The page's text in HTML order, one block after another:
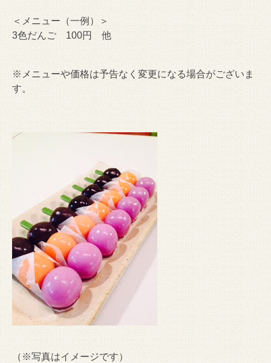
＜メニュー（一例）＞
3色だんご 100円 他
※メニューや価格は予告なく変更になる場合がございま
す。
（※写真はイメージです）